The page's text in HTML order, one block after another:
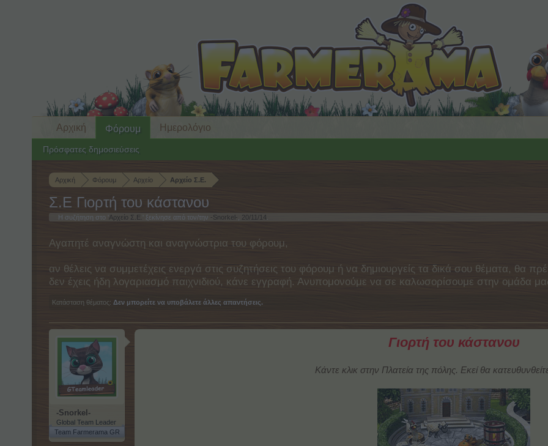
Αρχική Φόρουμ Αρχείο Αρχείο Σ.Ε.
Σ.Ε Γιορτή του κάστανου
Η συζήτηση στο ' Αρχείο Σ.Ε. ' ξεκίνησε από τον/την -Snorkel- 20/11/14
Αγαπητέ αναγνώστη και αναγνώστρια του φόρουμ,
αν θέλεις να συμμετέχεις ενεργά στις συζητήσεις του φόρουμ ή να δημιουργείς τα δικά σου θέματα, θα
δεν έχεις ήδη λογαριασμό παιχνιδιού, κάνε εγγραφή. Ανυπομονούμε να σε καλωσορίσουμε στην ομάδα
Κατάσταση θέματος: Δεν μπορείτε να υποβάλετε άλλες απαντήσεις.
-Snorkel-
Global Team Leader
Team Farmerama GR
Γιορτή του κάστανου
Κάντε κλικ στην Πλατεία της πόλης. Εκεί θα
Αρχική Φόρουμ
Πρόσφατες δημοσιεύσεις
Ημερολόγιο